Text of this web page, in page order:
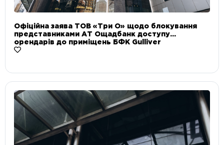
Офіційна заява ТОВ «Три О» щодо блокування
представниками АТ Ощадбанк доступу
орендарів до приміщень БФК Gulliver